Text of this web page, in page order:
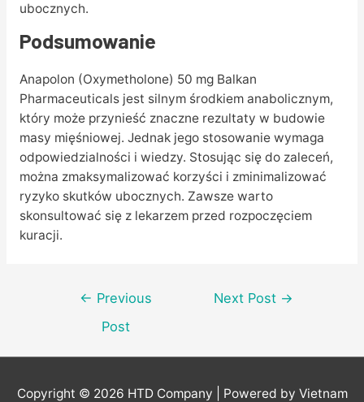
ubocznych.
Podsumowanie
Anapolon (Oxymetholone) 50 mg Balkan
Pharmaceuticals jest silnym środkiem anabolicznym,
który może przynieść znaczne rezultaty w budowie
masy mięśniowej. Jednak jego stosowanie wymaga
odpowiedzialności i wiedzy. Stosując się do zaleceń,
można zmaksymalizować korzyści i zminimalizować
ryzyko skutków ubocznych. Zawsze warto
skonsultować się z lekarzem przed rozpoczęciem
kuracji.
Post
navigation
← Previous
Post
Next Post →
Copyright © 2026 HTD Company | Powered by Vietnam